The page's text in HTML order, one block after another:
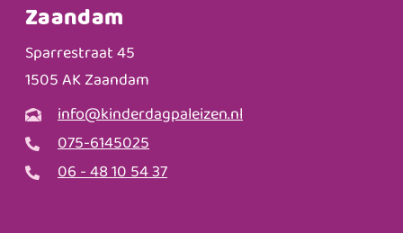
Zaandam
Sparrestraat 45
1505 AK Zaandam
info@kinderdagpaleizen.nl
075-6145025
06 - 48 10 54 37